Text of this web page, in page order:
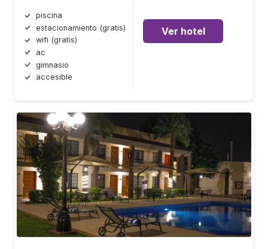
piscina
estacionamiento (gratis)
wifi (gratis)
ac
gimnasio
accesible
Ver hotel